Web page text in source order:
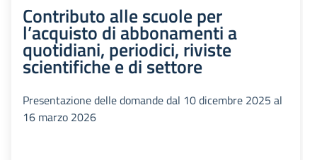
Contributo alle scuole per
l’acquisto di abbonamenti a
quotidiani, periodici, riviste
scientifiche e di settore
Presentazione delle domande dal 10 dicembre 2025 al
16 marzo 2026